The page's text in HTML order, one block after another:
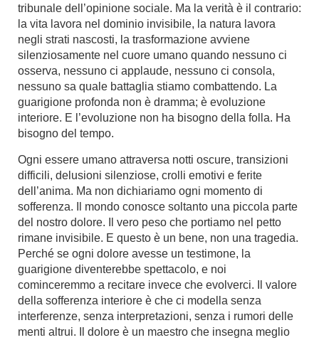
tribunale dell’opinione sociale. Ma la verità è il contrario:
la vita lavora nel dominio invisibile, la natura lavora
negli strati nascosti, la trasformazione avviene
silenziosamente nel cuore umano quando nessuno ci
osserva, nessuno ci applaude, nessuno ci consola,
nessuno sa quale battaglia stiamo combattendo. La
guarigione profonda non è dramma; è evoluzione
interiore. E l’evoluzione non ha bisogno della folla. Ha
bisogno del tempo.
Ogni essere umano attraversa notti oscure, transizioni
difficili, delusioni silenziose, crolli emotivi e ferite
dell’anima. Ma non dichiariamo ogni momento di
sofferenza. Il mondo conosce soltanto una piccola parte
del nostro dolore. Il vero peso che portiamo nel petto
rimane invisibile. E questo è un bene, non una tragedia.
Perché se ogni dolore avesse un testimone, la
guarigione diventerebbe spettacolo, e noi
cominceremmo a recitare invece che evolverci. Il valore
della sofferenza interiore è che ci modella senza
interferenze, senza interpretazioni, senza i rumori delle
menti altrui. Il dolore è un maestro che insegna meglio